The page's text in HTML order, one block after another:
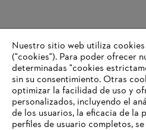
Nuestro sitio web utiliza
("cookies"). Para poder ofrecer
determinadas "cookies
sin su consentimiento. Otras
optimizar la facilidad de uso y
personalizados, incluyendo el
de los usuarios, la eficacia de la
perfiles de usuario completos,